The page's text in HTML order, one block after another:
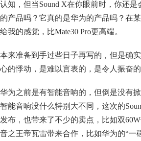
认知，但当Sound X在你眼前时，你还
的产品吗？它真的是华为的产品吗？在
给我的感觉，比Mate30 Pro更高端。
本来准备到手过些日子再写的，但是确
心的悸动，是难以言表的，是令人振奋的
华为之前是有智能音响的，但倒是没有
智能音响没什么特别大不同，这次的
发布，也带来了不少的卖点，比如双
音之王帝瓦雷带来合作，比如华为的“一